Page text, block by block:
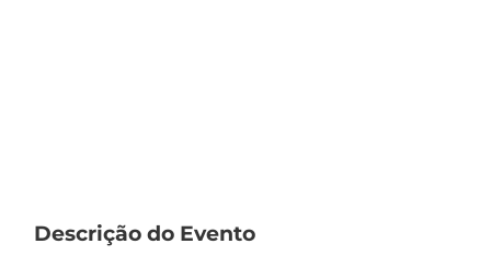
Descrição do Evento